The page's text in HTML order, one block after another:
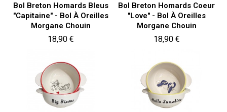
Bol Breton Homards Bleus
"Capitaine" - Bol À Oreilles
Morgane Chouin
Prix
18,90 €
Bol Breton Homards Coeur
"Love" - Bol À Oreilles
Morgane Chouin
Prix
18,90 €